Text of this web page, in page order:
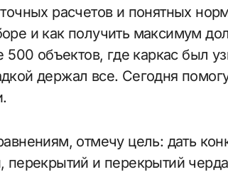
точных расчетов и понятных
и как получить максимум
500 объектов, где каркас был
держал все. Сегодня
отмечу цель: дать
перекрытий и перекрытий